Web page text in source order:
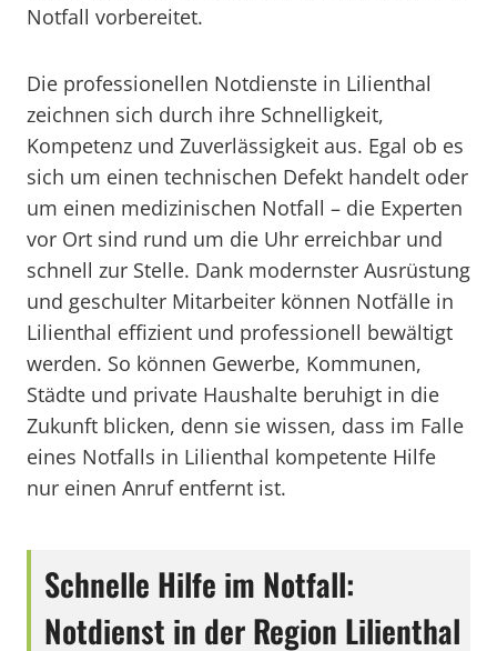
Notfall vorbereitet.
Die professionellen Notdienste in Lilienthal
zeichnen sich durch ihre Schnelligkeit,
Kompetenz und Zuverlässigkeit aus. Egal ob es
sich um einen technischen Defekt handelt oder
um einen medizinischen Notfall – die Experten
vor Ort sind rund um die Uhr erreichbar und
schnell zur Stelle. Dank modernster Ausrüstung
und geschulter Mitarbeiter können Notfälle in
Lilienthal effizient und professionell bewältigt
werden. So können Gewerbe, Kommunen,
Städte und private Haushalte beruhigt in die
Zukunft blicken, denn sie wissen, dass im Falle
eines Notfalls in Lilienthal kompetente Hilfe
nur einen Anruf entfernt ist.
Schnelle Hilfe im Notfall:
Notdienst in der Region Lilienthal